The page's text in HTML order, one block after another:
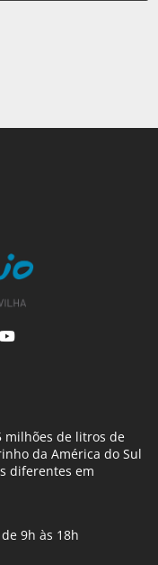
milhões de litros de
da América do Sul
diferentes em
9h às 18h